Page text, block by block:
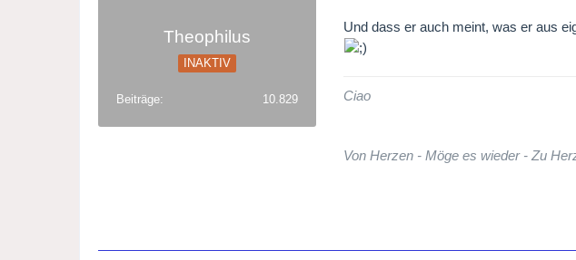
Theophilus
INAKTIV
Beiträge 10.829
Und dass er auch meint, was er aus
Ciao
Von Herzen - Möge es wieder - Zu